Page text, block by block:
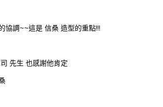
協調~~這是 信桑 造型的重點!!!
先生 也感謝他肯定